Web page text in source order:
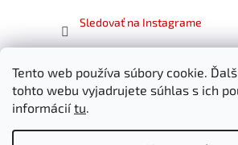
Tento web používa súbory cookie.
tohto webu vyjadrujete súhlas s ich
informáciítu.
Sledovať na Instagrame
Facebook